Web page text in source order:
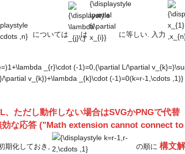
については
\lambda
_{j}\,}
は
\partial
f/\partial
x_{i}}
に等しい. 入力
、ただし動作しない場合はSVGかPNGで代替
な応答 ("Math extension cannot connect
期化しておき,
{\displaystyle
k=r-1,r-
の順に構文